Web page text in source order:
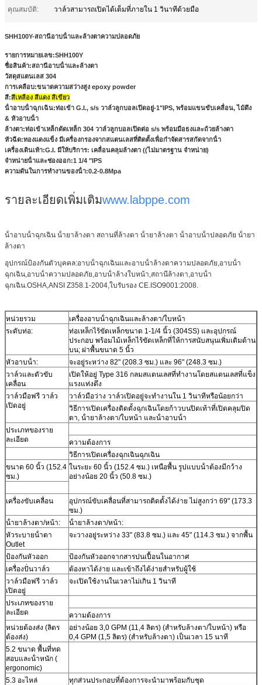
คุณสมบัติ:
วาล์วสามารถเปิดได้เต็มที่ภายใน 1 วินาทีด้วยมือ
SHH100Y-สถานีอาบน้ําและล้างตาความปลอดภัย
รายการหมายเลข:SHH100Y
ชื่อสินค้า:สถานีอาบน้ําและล้างตา
วัสดุสแตนเลส 304
การเคลือบ:ขนาดความสว่างสูง epoxy powder
สี:สีเหลือง สีแดง สีเขียว
น้ําอาบน้ําฉุกเฉิน:ท่อเข้า G.I., s/s วาล์วลูกบอลเปิดอยู่-1"IPS, พร้อมแขนขับเคลื่อน, ไม้ดึง
& หัวอาบน้ํา
ล้างตา:ท่อเข้าเหล็กดัดเหล็ก 304 วาล์วลูกบอลเปิดต่อ s/s พร้อมมือธงและถ้วยล้างตา
หัวฉีด:ทองแดงแข็ง มีเครื่องกรองจากสแตนเลสที่ติดตั้งเพื่อกําจัดสารสกัดจากน้ํา
เครื่องเดินเท้า:G.I. มีให้บริการ: เคลื่อนคลุมล้างตา ((ไม่มาตรฐาน จําหน่าย)
จําหน่ายน้ําและช่องออก:1 1/4 "IPS
ความดันในการทํางานของน้ํา:0.2-0.8Mpa
รายละเอียดเพิ่มเติมwww.labppe.com
น้ําอาบน้ําฉุกเฉิน น้ํายาล้างตา สถานที่ล้างตา น้ํายาล้างตา น้ําอาบน้ําปลอดภัย น้ํายา
ล้างตา
อุปกรณ์ป้องกันตัวบุคคล:อาบน้ําฉุกเฉินและอาบน้ําล้างตาความปลอดภัย,อาบน้ํา
ฉุกเฉิน,อาบน้ําความปลอดภัย,อาบน้ําล้างใบหน้า,สถานีล้างตา,อาบน้ํา
ฉุกเฉิน.OSHA,ANSI Z358.1-2004,ใบรับรอง CE.ISO9001:2008.
หน่วยรวม
เครื่องอาบน้ําฉุกเฉินและล้างตา/ใบหน้า
ระดับท่อ:
ท่อเหล็กไร้ขัดเหล็กขนาด 1-1/4 นิ้ว (304SS) และอุปกรณ์
ประกอบ พร้อมไม้เหล็กไร้ขัดเหล็กที่ให้การสนับสนุนเพิ่มเติมด้าน
บน; ผ่าพื้นขนาด 5 นิ้ว
หัวอาบน้ํา:
จะอยู่ระหว่าง 82" (208.3 ซม.) และ 96" (248.3 ซม.)
วาล์วและตัวขับ
เคลื่อน
เปิดให้อยู่ Type 316 กลมสแตนเลสที่ทํางานโดยสแตนเลสที่แข็ง
แรงแท่งดึง
วาล์วมือฟรี วาล์ว
เปิดอยู่
วาล์วมือว่าง วาล์วเปิดอยู่จะทํางานใน 1 วินาทีหรือน้อยกว่า
วิธีการเปิดเครื่องติดตั้งฉุกเฉินโดยก้าวบนปิดเท้าที่เปิดคลุมปิด
ตา, น้ํายาล้างตา/ใบหน้า และน้ําอาบน้ํา
ประเภทของราย
ละเอียด
ความต้องการ
วิธีการเปิดเครื่องฉุกเฉินฉุกเฉิน
ขนาด 60 นิ้ว (152.4
ซม.)
ในระยะ 60 นิ้ว (152.4 ซม.) เหนือพื้น รูปแบบน้ําต้องมีกว้าง
อย่างน้อย 20 นิ้ว (50.8 ซม.)
เครื่องขับเคลื่อน
อุปกรณ์ขับเคลื่อนที่สามารถติดตั้งได้ง่าย ไม่สูงกว่า 69" (173.3
ซม.)
น้ํายาล้างตา/หน้า:
น้ํายาล้างตา/หน้า:
หัวระบายน้ําตา
Outlet
จะวางอยู่ระหว่าง 33" (83.8 ซม.) และ 45" (114.3 ซม.) จากพื้น
ป้องกันหัวออก
ป้องกันหัวออกจากสารปนเปื้อนในอากาศ
เครื่องปั่นวาล์ว
ต้องหาได้ง่าย และเข้าถึงได้ง่ายสําหรับผู้ใช้
วาล์วมือฟรี วาล์ว
เปิดอยู่
จะเปิดใช้งานในเวลาไม่เกิน 1 วินาที
ประเภทของราย
ละเอียด
ความต้องการ
หน่วยต้องส่ง (ลิตร
ต้องส่ง)
อย่างน้อย 3,0 GPM (11,4 ลิตร) (สําหรับล้างตา/ใบหน้า) หรือ
0,4 GPM (1,5 ลิตร) (สําหรับล้างตา) เป็นเวลา 15 นาที
5.2 ขนาด พื้นที่ทด
สอบและน้ําหนัก (
ergonomic)
5.3 อะไหล่
ทุกส่วนประกอบที่ต้องการจะนํามาพร้อมกับชุด